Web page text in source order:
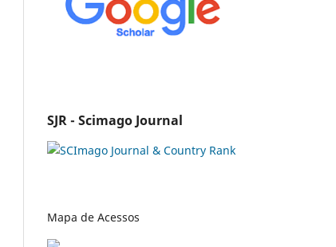
SJR - Scimago Journal
Mapa de Acessos